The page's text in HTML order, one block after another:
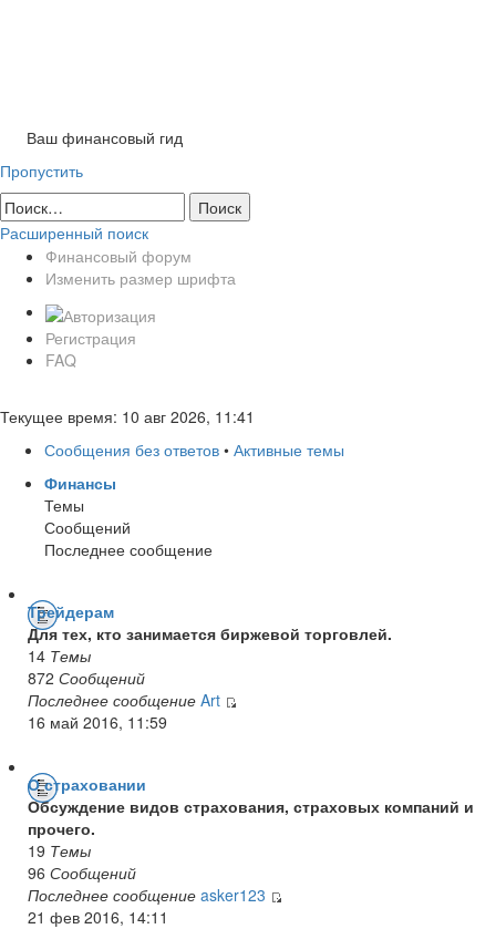
Ваш финансовый гид
Пропустить
Расширенный поиск
Финансовый форум
Изменить размер шрифта
Регистрация
FAQ
Текущее время: 10 авг 2026, 11:41
Сообщения без ответов • Активные темы
Финансы
Темы
Сообщений
Последнее сообщение
Трейдерам
Для тех, кто занимается биржевой торговлей.
14 Темы
872 Сообщений
Последнее сообщение Art
16 май 2016, 11:59
О страховании
Обсуждение видов страхования, страховых компаний и
прочего.
19 Темы
96 Сообщений
Последнее сообщение asker123
21 фев 2016, 14:11